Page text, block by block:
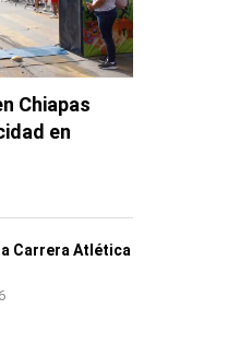
Chiapas
en
Carrera Atlética